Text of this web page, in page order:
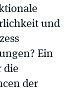
und
Ein
die
der